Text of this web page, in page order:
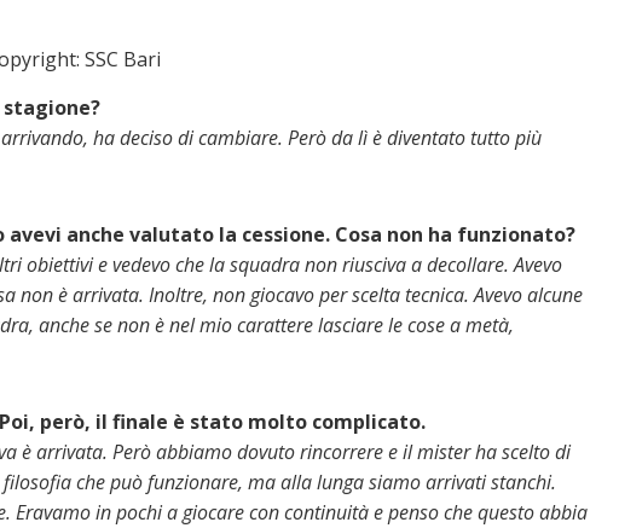
SSC Bari
ha deciso di cambiare. Però da lì è diventato tutto più
anche valutato la cessione. Cosa non ha funzionato?
obiettivi e vedevo che la squadra non riusciva a decollare. Avevo
non è arrivata. Inoltre, non giocavo per scelta tecnica. Avevo alcune
anche se non è nel mio carattere lasciare le cose a metà,
però, il finale è stato molto complicato.
è arrivata. Però abbiamo dovuto rincorrere e il mister ha scelto di
che può funzionare, ma alla lunga siamo arrivati stanchi.
Eravamo in pochi a giocare con continuità e penso che questo abbia